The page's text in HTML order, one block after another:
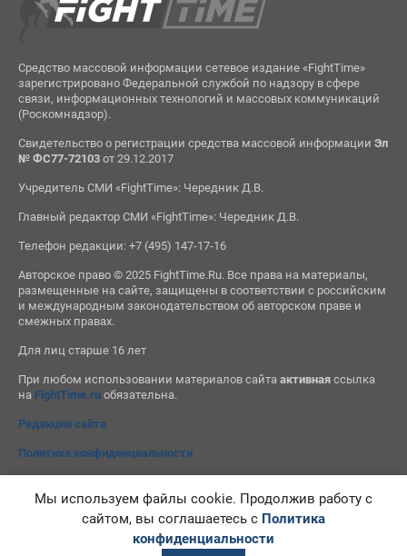
Средство массовой информации сетевое издание «FightTime»
зарегистрировано Федеральной службой по надзору в сфере
связи, информационных технологий и массовых коммуникаций
(Роскомнадзор).
Свидетельство о регистрации средства массовой информации Эл
№ ФС77-72103от 29.12.2017
Учредитель СМИ «FightTime»: Чередник Д.В.
Главный редактор СМИ «FightTime»: Чередник Д.В.
Телефон редакции: +7 (495) 147-17-16
Авторское право © 2025 FightTime.Ru. Все права на материалы,
размещенные на сайте, защищены в соответствии с российским
и международным законодательством об авторском праве и
смежных правах.
Для лиц старше 16 лет
При любом использовании материалов сайта активнаяссылка
на FightTime.ruобязательна.
Редакция сайта
Политика конфиденциальности
Мы используем файлы cookie. Продолжив работу с
сайтом, вы соглашаетесь с Политика
конфиденциальности